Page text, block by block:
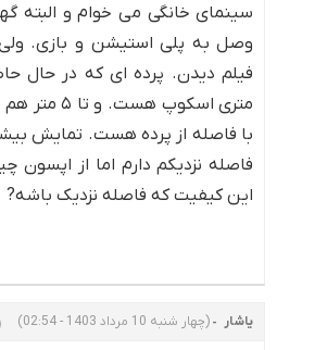
سینمای خانگی می خوام و البته
وصل به پلی استیشن و بازی. ولی
فیلم دیدن. پرده ای که در حال
متری اسکوپ
با فاصله از پرده هست. تمایش
فاصله نزدیکم دارم اما از اپسون
این کیفیت که فاصله نزدیک باشه?
یاشار (چهار شنبه 10 مرداد 1403 - 02:54)